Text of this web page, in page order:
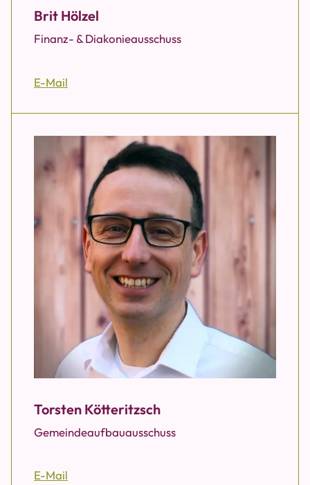
Brit Hölzel
Finanz- & Diakonieausschuss
E-Mail
Torsten Kötteritzsch
Gemeindeaufbauausschuss
E-Mail